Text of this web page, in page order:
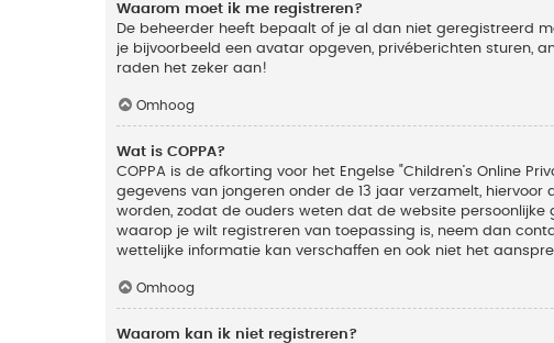
Waarom moet ik me registreren?
De beheerder heeft bepaalt of je al dan niet geregistreerd
je bijvoorbeeld een avatar opgeven, privéberichten sturen,
raden het zeker aan!
Omhoog
Wat is COPPA?
COPPA is de afkorting voor het Engelse "Children’s Online
gegevens van jongeren onder de 13 jaar verzamelt,
worden, zodat de ouders weten dat de website persoonlijke
waarop je wilt registreren van toepassing is, neem dan
wettelijke informatie kan verschaffen en ook niet het
Omhoog
Waarom kan ik niet registreren?